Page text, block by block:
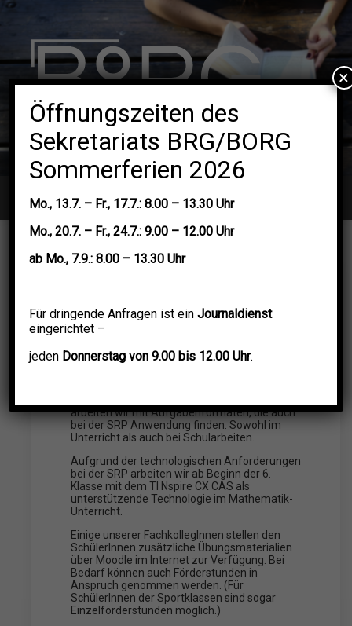
Navigation
Mathematik-Unterricht am
BRG/BORG Klagenfurt
Das zentrale Ziel unseres Mathematik-
arbeiten wir mit Aufgabenformaten, die auch
bei der SRP Anwendung finden. Sowohl im
Unterricht als auch bei Schularbeiten.
Aufgrund der technologischen Anforderungen
bei der SRP arbeiten wir ab Beginn der 6.
Klasse mit dem TI Nspire CX CAS als
unterstützende Technologie im Mathematik-
Unterricht.
Einige unserer FachkollegInnen stellen den
SchülerInnen zusätzliche Übungsmaterialien
über Moodle im Internet zur Verfügung. Bei
Bedarf können auch Förderstunden in
Anspruch genommen werden. (Für
SchülerInnen der Sportklassen sind sogar
Einzelförderstunden möglich.)
Öffnungszeiten des
Sekretariats BRG/BORG
Sommerferien 2026
Mo., 13.7. – Fr., 17.7.: 8.00 – 13.30 Uhr
Mo., 20.7. – Fr., 24.7.: 9.00 – 12.00 Uhr
ab Mo., 7.9.: 8.00 – 13.30 Uhr
Für dringende Anfragen ist ein Journaldienst
eingerichtet –
jeden Donnerstag von 9.00 bis 12.00 Uhr.
×